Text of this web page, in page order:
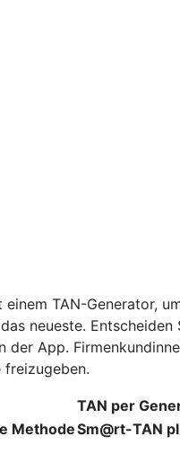
TAN-Generator,
neueste.
App.
freizugeben.
TAN per
MethodeSm@rt-TAN